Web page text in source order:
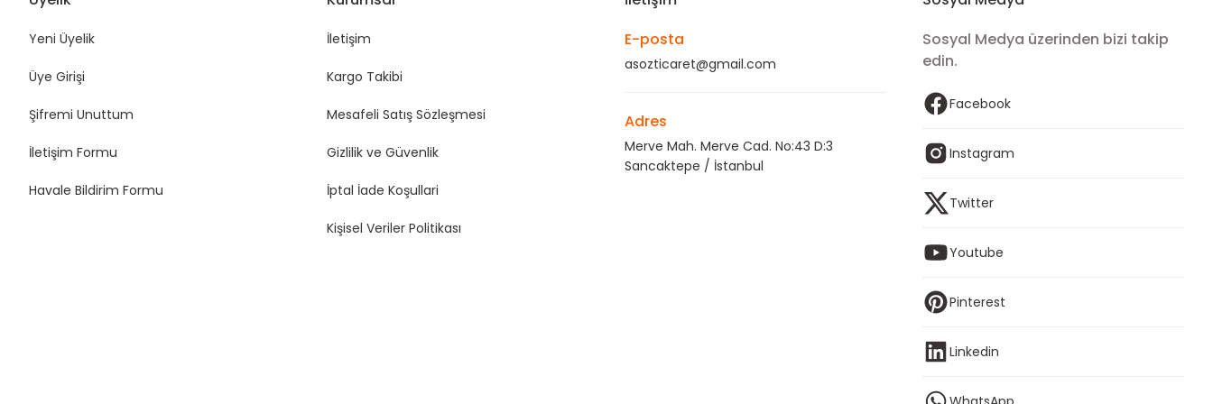
Yeni Üyelik
Üye Girişi
Şifremi Unuttum
İletişim Formu
Havale Bildirim Formu
İletişim
Kargo Takibi
Mesafeli Satış Sözleşmesi
Gizlilik ve Güvenlik
İptal İade Koşullari
Kişisel Veriler Politikası
E-posta
asozticaret@gmail.com
Adres
Merve Mah. Merve Cad. No:43 D:3
Sancaktepe / İstanbul
Sosyal Medya üzerinden bizi takip
edin.
Facebook
Instagram
Twitter
Youtube
Pinterest
Linkedin